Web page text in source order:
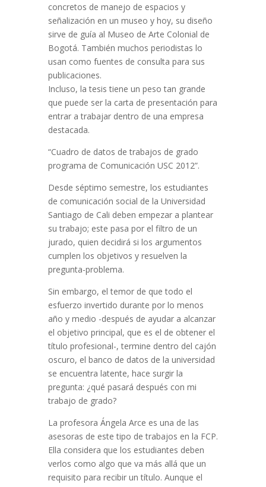
concretos de manejo de espacios y
señalización en un museo y hoy, su diseño
sirve de guía al Museo de Arte Colonial de
Bogotá. También muchos periodistas lo
usan como fuentes de consulta para sus
publicaciones.
Incluso, la tesis tiene un peso tan grande
que puede ser la carta de presentación para
entrar a trabajar dentro de una empresa
destacada.
“Cuadro de datos de trabajos de grado
programa de Comunicación USC 2012”.
Desde séptimo semestre, los estudiantes
de comunicación social de la Universidad
Santiago de Cali deben empezar a plantear
su trabajo; este pasa por el filtro de un
jurado, quien decidirá si los argumentos
cumplen los objetivos y resuelven la
pregunta-problema.
Sin embargo, el temor de que todo el
esfuerzo invertido durante por lo menos
año y medio -después de ayudar a alcanzar
el objetivo principal, que es el de obtener el
título profesional-, termine dentro del cajón
oscuro, el banco de datos de la universidad
se encuentra latente, hace surgir la
pregunta: ¿qué pasará después con mi
trabajo de grado?
La profesora Ángela Arce es una de las
asesoras de este tipo de trabajos en la FCP.
Ella considera que los estudiantes deben
verlos como algo que va más allá que un
requisito para recibir un título. Aunque el